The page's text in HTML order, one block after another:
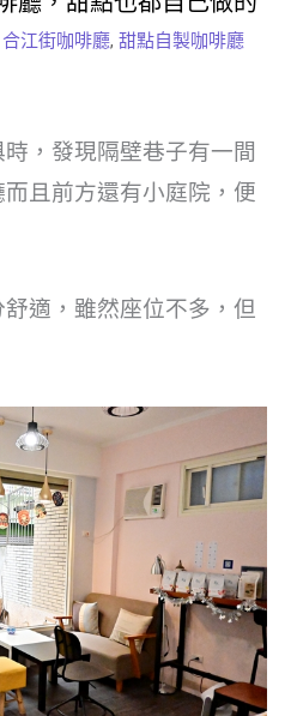
合江街咖啡廳, 甜點自製咖啡廳
，發現隔壁巷子有一間
且前方還有小庭院，便
適，雖然座位不多，但